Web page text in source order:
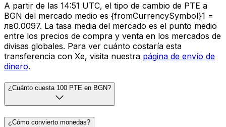
A partir de las 14:51 UTC, el tipo de cambio de PTE a
BGN del mercado medio es {fromCurrencySymbol}1 =
лв0.0097. La tasa media del mercado es el punto medio
entre los precios de compra y venta en los mercados de
divisas globales. Para ver cuánto costaría esta
transferencia con Xe, visita nuestra página de envío de
dinero.
¿Cuánto cuesta 100 PTE en BGN?
¿Cómo convierto monedas?